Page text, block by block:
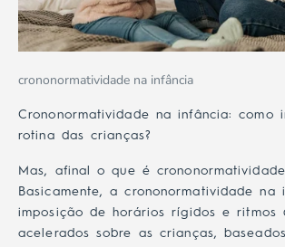
crononormatividade na infância
Crononormatividade na infância: como
rotina das crianças?
Mas, afinal o que é
Basicamente, a crononormatividade na
imposição de horários rígidos e ritmos
acelerados sobre as crianças,